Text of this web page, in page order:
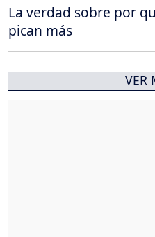
La verdad sobre por
pican más
VER